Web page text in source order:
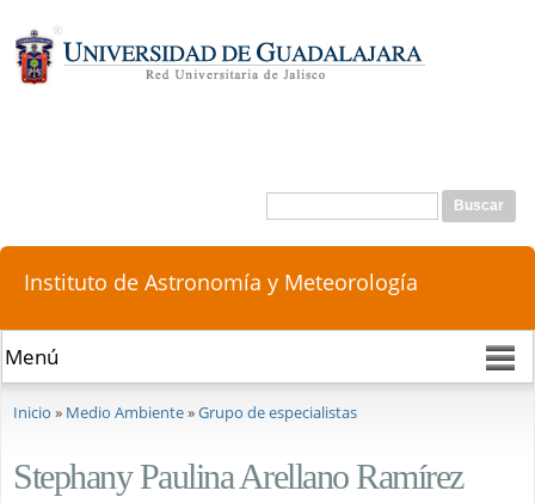
principal
Formulario de búsqueda
Buscar
Instituto de Astronomía y Meteorología
Inicio » Medio Ambiente»Grupo de especialistas
Stephany Paulina Arellano Ramírez